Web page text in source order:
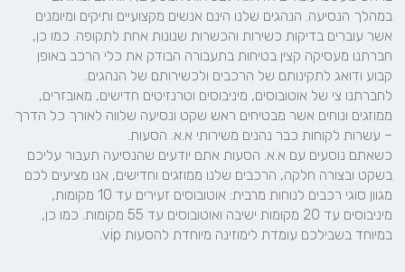
במיוחד בשבילכם עומדת לימוזינה מיוחדת להסעות vip.